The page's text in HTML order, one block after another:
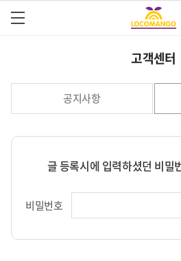
고객센터
공지사항
글 등록시에 입력하셨던 비밀
비밀번호